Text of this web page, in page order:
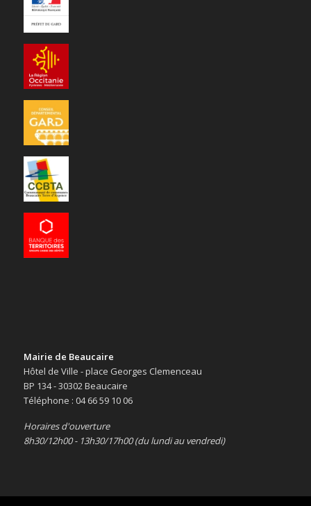
Mairie de Beaucaire
Hôtel de Ville - place Georges Clemenceau
BP 134 - 30302 Beaucaire
Téléphone : 04 66 59 10 06
Horaires d'ouverture
8h30/12h00 - 13h30/17h00 (du lundi au vendredi)